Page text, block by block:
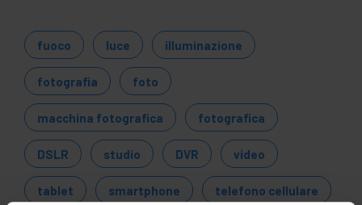
fuoco luce illuminazione
fotografia foto
macchina fotografica fotografica
DSLR studio DVR video
tablet smartphone telefono cellulare